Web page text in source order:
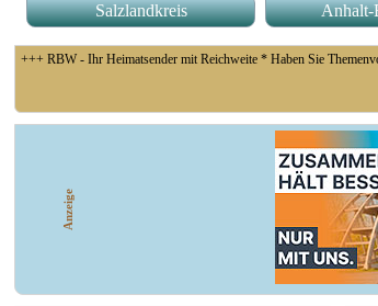
Salzlandkreis Anhalt-
+++ RBW - Ihr Heimatsender mit Reichweite * Haben Sie
+++ Coswig: Die Elfähre Coswig hat wegen des geringen
Anzeige